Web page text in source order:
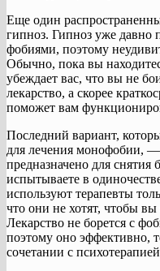
Еще один
гипноз. Гипноз уже давно
фобиями, поэтому
Обычно, пока вы
убеждает вас, что вы не
лекарство, а скорее
поможет вам
Последний вариант,
для лечения монофобии, —
предназначено для снятия
испытываете в
используют терапевты
что они не хотят, чтобы
Лекарство не борется с
поэтому оно эффективно,
сочетании с